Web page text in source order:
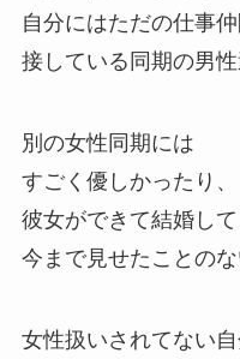
自分にはただの仕事
接している同期の男性
別の女性同期には
すごく優しかったり、
彼女ができて結婚して
今まで見せたことの
女性扱いされてない